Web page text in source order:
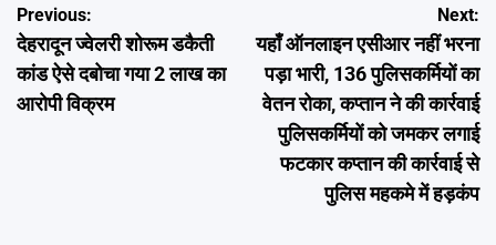
Post
navigation
Previous:
देहरादून ज्वेलरी शोरूम डकैती
कांड ऐसे दबोचा गया 2 लाख का
आरोपी विक्रम
Next:
यहाँ ऑनलाइन एसीआर नहीं भरना
पड़ा भारी, 136 पुलिसकर्मियों का
वेतन रोका, कप्तान ने की कार्रवाई
पुलिसकर्मियों को जमकर लगाई
फटकार कप्तान की कार्रवाई से
पुलिस महकमे में हड़कंप